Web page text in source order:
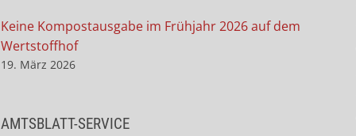
Keine Kompostausgabe im Frühjahr 2026 auf dem
Wertstoffhof
19. März 2026
AMTSBLATT-SERVICE